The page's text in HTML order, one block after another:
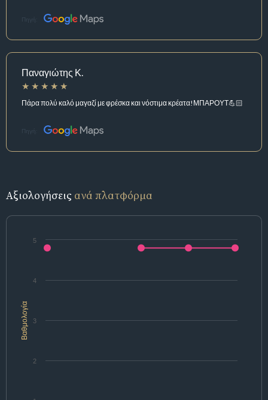
Πηγή:
Παναγιώτης Κ.
Πάρα πολύ καλό μαγαζί με φρέσκα και νόστιμα κρέατα!ΜΠΑΡΟΥΤ💪🏻
Πηγή:
Αξιολογήσεις ανά πλατφόρμα
Βαθμολογία
2
3
4
5